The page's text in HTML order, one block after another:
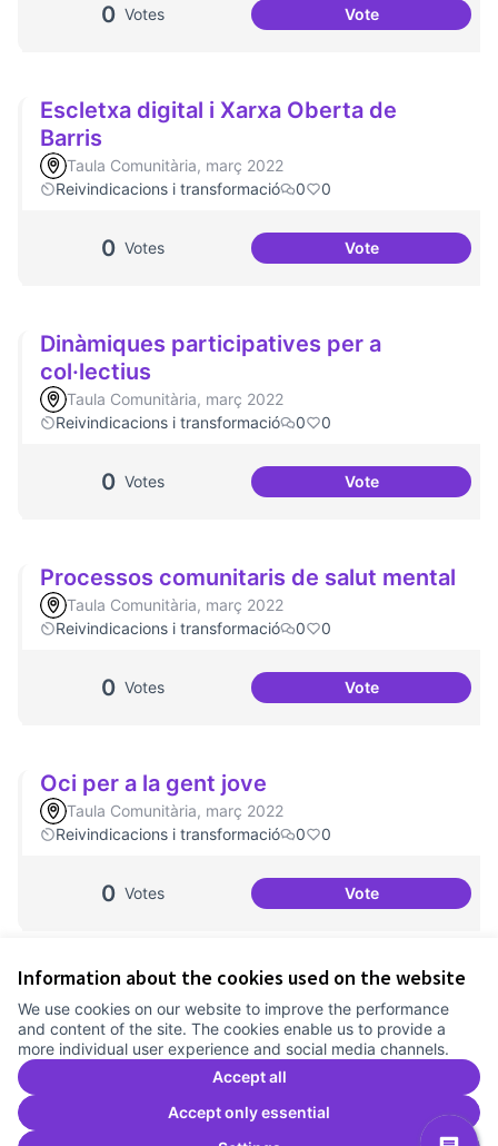
Information about the cookies used on the website
We use cookies on our website to improve the performance
and content of the site. The cookies enable us to provide a
more individual user experience and social media channels.
Accept all
Accept only essential
0 Votes VoteSocialització de
Escletxa digital i Xarxa Oberta de
Barris
Taula Comunitària, març 2022
Reivindicacions i transformació
0 0
0 Votes VoteEscletxa digital i
Dinàmiques participatives per a
col·lectius
Taula Comunitària, març 2022
Reivindicacions i transformació
0 0
0 Votes VoteDinàmiques
Processos comunitaris de salut mental
Taula Comunitària, març 2022
Reivindicacions i transformació
0 0
0 Votes VoteProcessos
Oci per a la gent jove
Taula Comunitària, març 2022
Reivindicacions i transformació
0 0
0 Votes VoteOci per a la gent
Cookie settings
Comunitat Canòdrom at Facebook
(External link)
Comunitat Canòdrom at Instagram
(External link)
Comunitat Canòdrom at YouTube
(External link)
English
Triar la llenguaElegir el idiomaChoose language